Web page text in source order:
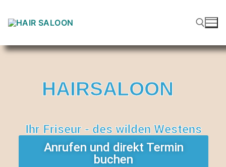
HAIRSALOON
Ihr Friseur - des wilden Westens
Anrufen und direkt Termin
buchen